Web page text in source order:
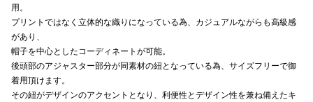
用。
プリントではなく立体的な織りになっている為、カジュアルながらも高級感
があり、
帽子を中心としたコーディネートが可能。
後頭部のアジャスター部分が同素材の紐となっている為、サイズフリーで御
着用頂けます。
その紐がデザインのアクセントとなり、利便性とデザイン性を兼ね備えたキ
秋田オ
高崎